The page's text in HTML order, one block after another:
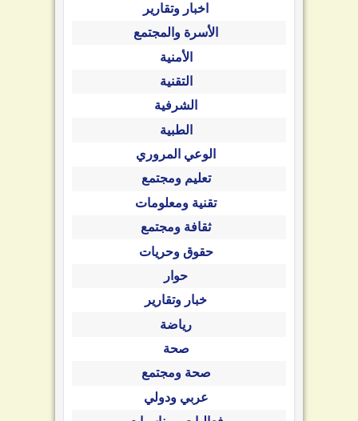
اخبار وتقارير
الأسرة والمجتمع
الأمنية
التقنية
الشرفية
الطبية
الوعي المروري
تعليم ومجتمع
تقنية ومعلومات
ثقافة ومجتمع
حقوق وحريات
حوار
خبار وتقارير
رياضة
صحة
صحة ومجتمع
عربي ودولي